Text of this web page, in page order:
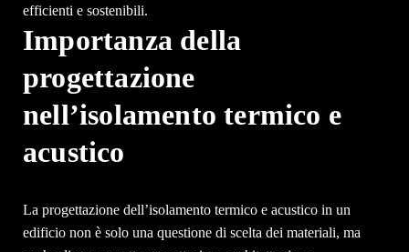
efficienti e sostenibili.
Importanza della
progettazione
nell’isolamento termico e
acustico
La progettazione dell’isolamento termico e acustico in un
edificio non è solo una questione di scelta dei materiali, ma